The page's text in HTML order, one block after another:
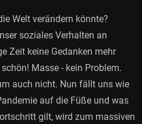
Welt verändern könnte?
soziales Verhalten an
Zeit keine Gedanken mehr
Masse - kein Problem.
auch nicht. Nun fällt uns wie
auf die Füße und was
gilt, wird zum massiven